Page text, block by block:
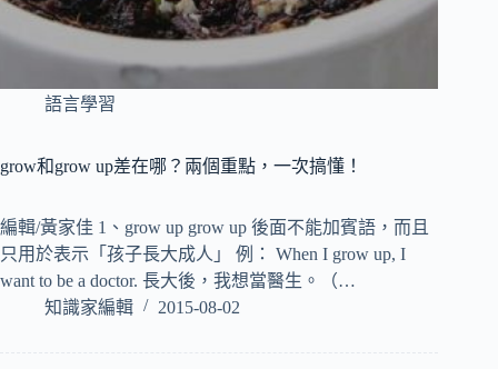
語言學習
grow和grow up差在哪？兩個重點，一次搞懂！
編輯/黃家佳 1、grow up grow up 後面不能加賓語，而且
只用於表示「孩子長大成人」 例： When I grow up, I
want to be a doctor. 長大後，我想當醫生。（…
知識家編輯
2015-08-02